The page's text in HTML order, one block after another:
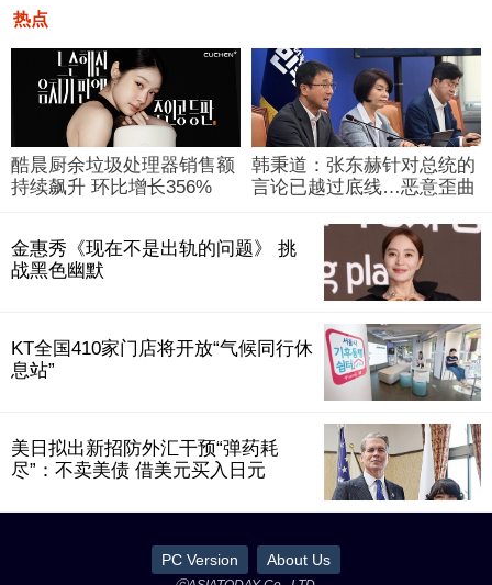
热点
酷晨厨余垃圾处理器销售额
持续飙升 环比增长356%
韩秉道：张东赫针对总统的
言论已越过底线…恶意歪曲
金惠秀《现在不是出轨的问题》 挑
战黑色幽默
KT全国410家门店将开放“气候同行休
息站”
美日拟出新招防外汇干预“弹药耗
尽”：不卖美债 借美元买入日元
PC Version About Us